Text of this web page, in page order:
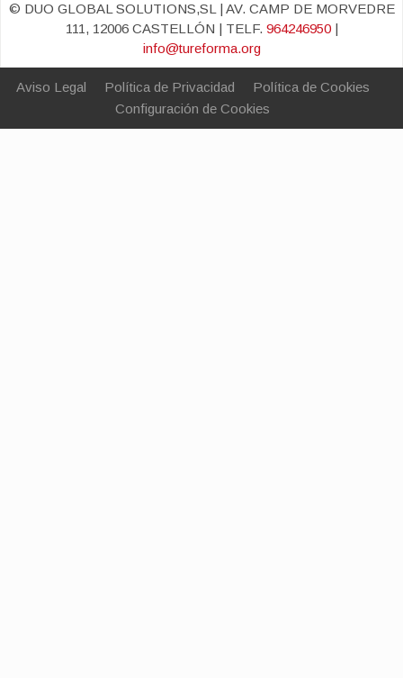
© DUO GLOBAL SOLUTIONS,SL | AV. CAMP DE MORVEDRE
111, 12006 CASTELLÓN | TELF. 964246950|
info@tureforma.org
Aviso Legal Política de Privacidad
Política de Cookies
Configuración de Cookies